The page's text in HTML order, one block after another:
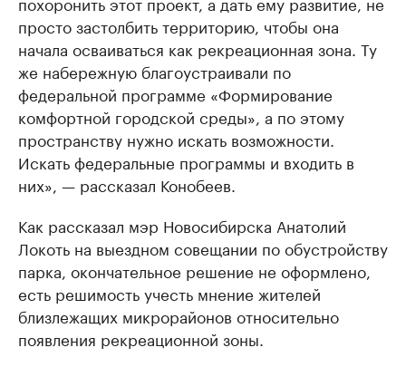
просто застолбить территорию, чтобы она
начала осваиваться как рекреационная зона. Ту
же набережную благоустраивали по
федеральной программе «Формирование
комфортной городской среды», а по этому
пространству нужно искать возможности.
Искать федеральные программы и входить в
них», — рассказал Конобеев.
Как рассказал мэр Новосибирска Анатолий
Локоть на выездном совещании по обустройству
парка, окончательное решение не оформлено,
есть решимость учесть мнение жителей
близлежащих микрорайонов относительно
появления рекреационной зоны.